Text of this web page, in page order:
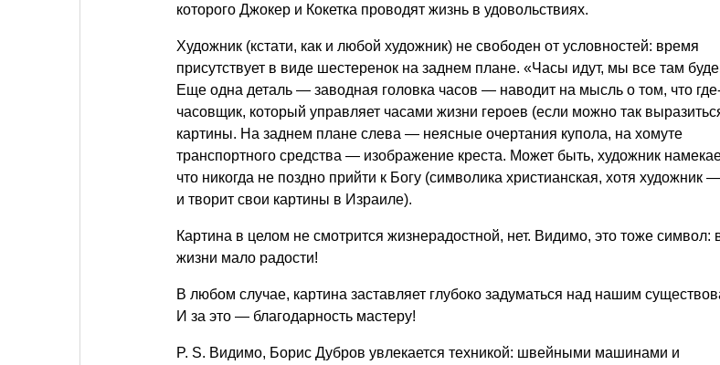
которого Джокер и Кокетка проводят жизнь в удовольствиях.
Художник (кстати, как и любой художник) не свободен от условностей: время
присутствует в виде шестеренок на заднем плане. «Часы идут, мы все там
Еще одна деталь — заводная головка часов — наводит на мысль о том, что
часовщик, который управляет часами жизни героев (если можно так
картины. На заднем плане слева — неясные очертания купола, на хомуте
транспортного средства — изображение креста. Может быть, художник
что никогда не поздно прийти к Богу (символика христианская, хотя художник
и творит свои картины в Израиле).
Картина в целом не смотрится жизнерадостной, нет. Видимо, это тоже символ:
жизни мало радости!
В любом случае, картина заставляет глубоко задуматься над нашим
И за это — благодарность мастеру!
P. S. Видимо, Борис Дубров увлекается техникой: швейными машинами и